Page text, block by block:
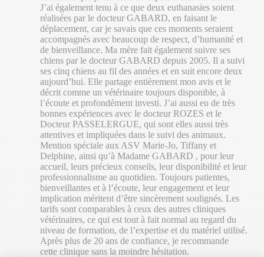
J’ai également tenu à ce que deux euthanasies soient
réalisées par le docteur GABARD, en faisant le
déplacement, car je savais que ces moments seraient
accompagnés avec beaucoup de respect, d’humanité et
de bienveillance. Ma mère fait également suivre ses
chiens par le docteur GABARD depuis 2005. Il a suivi
ses cinq chiens au fil des années et en suit encore deux
aujourd’hui. Elle partage entièrement mon avis et le
décrit comme un vétérinaire toujours disponible, à
l’écoute et profondément investi. J’ai aussi eu de très
bonnes expériences avec le docteur ROZES et le
Docteur PASSELERGUE, qui sont elles aussi très
attentives et impliquées dans le suivi des animaux.
Mention spéciale aux ASV Marie-Jo, Tiffany et
Delphine, ainsi qu’à Madame GABARD , pour leur
accueil, leurs précieux conseils, leur disponibilité et leur
professionnalisme au quotidien. Toujours patientes,
bienveillantes et à l’écoute, leur engagement et leur
implication méritent d’être sincèrement soulignés. Les
tarifs sont comparables à ceux des autres cliniques
vétérinaires, ce qui est tout à fait normal au regard du
niveau de formation, de l’expertise et du matériel utilisé.
Après plus de 20 ans de confiance, je recommande
cette clinique sans la moindre hésitation.